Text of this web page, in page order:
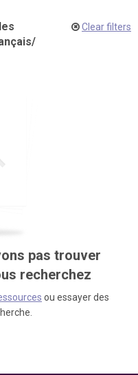
/
Clear filters
pas trouver
recherchez
ou essayer des